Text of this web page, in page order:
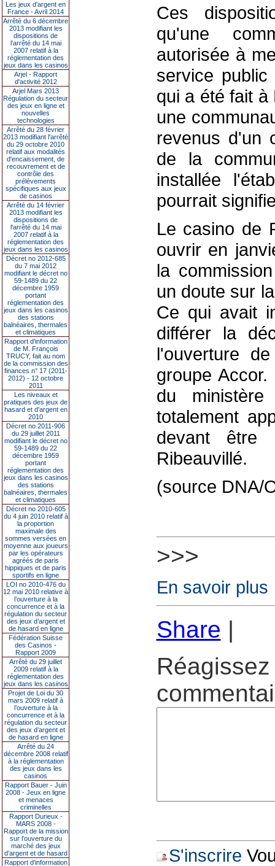
Les jeux d’argent en
France - Avril 2014
Arrêté du 6 décembre
2013 modifiant les
dispositions de
l’arrêté du 14 mai
2007 relatif à la
réglementation des
jeux dans les casinos
Arjel - Rapport
d'activité 2012
Arjel Mars 2013
Régulation du secteur
des jeux en ligne et
nouvelles
technologies
Arrêté du 28 février
2013 modifiant l'arrêté
du 29 octobre 2010
relatif aux modalités
d'encaissement, de
recouvrement et de
contrôle des
prélèvements
spécifiques aux jeux
de casinos
Arrêté du 14 février
2013 modifiant les
dispositions de
l'arrêté du 14 mai
2007 relatif à la
réglementation des
jeux dans les casinos
Décret no 2012-685
du 7 mai 2012
modifiant le décret no
59-1489 du 22
décembre 1959
portant
réglementation des
jeux dans les casinos
des stations
balnéaires, thermales
et climatiques
Rapport d'information
de M. François
TRUCY, fait au nom
de la commission des
finances n° 17 (2011-
2012) - 12 octobre
2011
Les niveaux et
pratiques des jeux de
hasard et d’argent en
2010
Décret no 2011-906
du 29 juillet 2011
modifiant le décret no
59-1489 du 22
décembre 1959
portant
réglementation des
jeux dans les casinos
des stations
balnéaires, thermales
et climatiques
Décret no 2010-605
du 4 juin 2010 relatif à
la proportion
maximale des
sommes versées en
moyenne aux joueurs
par les opérateurs
agréés de paris
hippiques et de paris
sportifs en ligne
LOI no 2010-476 du
12 mai 2010 relative à
l’ouverture à la
concurrence et à la
régulation du secteur
des jeux d’argent et
de hasard en ligne
Fédération Suisse
des Casinos -
Rapport 2009
Arrêté du 29 juillet
2009 relatif à la
réglementation des
jeux dans les casinos
Projet de Loi du 30
mars 2009 relatif à
l’ouverture à la
concurrence et à la
régulation du secteur
des jeux d’argent et
de hasard en ligne
Arrêté du 24
décembre 2008 relatif
à la réglementation
des jeux dans les
casinos
Rapport Bauer - Juin
2008 - Jeux en ligne
et menaces
criminelles
Rapport Durieux -
MARS 2008 -
Rapport de la mission
sur l’ouverture du
marché des jeux
d’argent et de hasard
Rapport d'information
Ces
qu'une
autorisée à
service
qui a été fait à
une
revenus d'un
de la
installée
pourrait
Le casino de
ouvrir en
la
un doute sur
Ce qui avait
différer la
l'ouverture
groupe
du
totalement
devant être
Ribeauvillé.
(source DNA/
>>>
En savoir plus
Share |
S'inscrire